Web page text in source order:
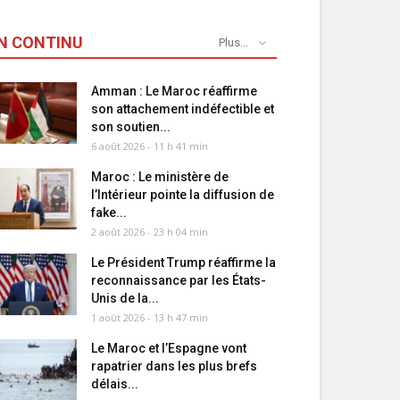
CONTINU Plus...
Amman : Le Maroc réaffirme
son attachement indéfectible et
son soutien...
6 août 2026 - 11 h 41 min
Maroc : Le ministère de
l’Intérieur pointe la diffusion de
fake...
2 août 2026 - 23 h 04 min
Le Président Trump réaffirme la
reconnaissance par les États-
Unis de la...
1 août 2026 - 13 h 47 min
Le Maroc et l’Espagne vont
rapatrier dans les plus brefs
délais...